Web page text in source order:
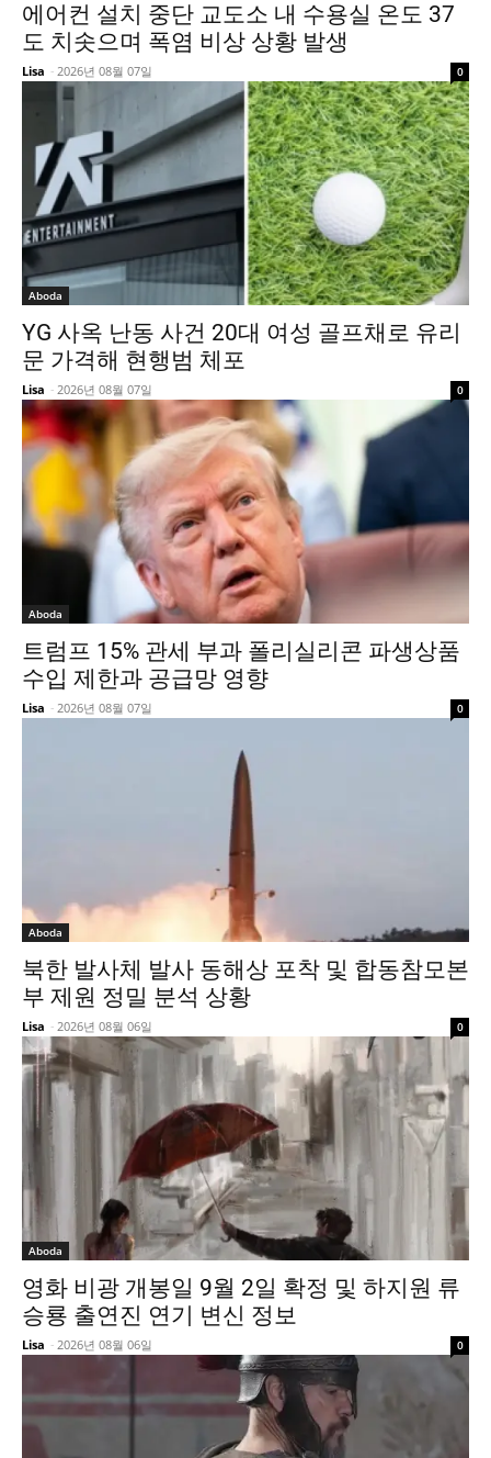
에어컨 설치 중단 교도소 내 수용실 온도 37
도 치솟으며 폭염 비상 상황 발생
Lisa - 2026년 08월 07일 0
Aboda
YG 사옥 난동 사건 20대 여성 골프채로 유리
문 가격해 현행범 체포
Lisa - 2026년 08월 07일 0
Aboda
트럼프 15% 관세 부과 폴리실리콘 파생상품
수입 제한과 공급망 영향
Lisa - 2026년 08월 07일 0
Aboda
북한 발사체 발사 동해상 포착 및 합동참모본
부 제원 정밀 분석 상황
Lisa - 2026년 08월 06일 0
Aboda
영화 비광 개봉일 9월 2일 확정 및 하지원 류
승룡 출연진 연기 변신 정보
Lisa - 2026년 08월 06일 0